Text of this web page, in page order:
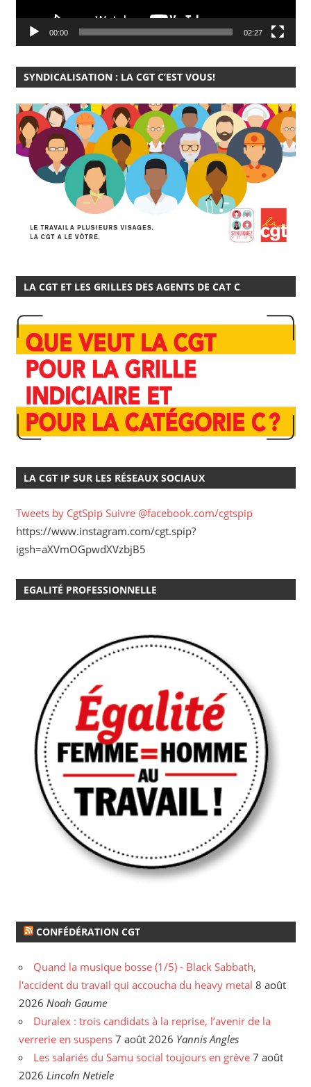
00:00 02:27
SYNDICALISATION : LA CGT C’EST VOUS!
LA CGT ET LES GRILLES DES AGENTS DE CAT C
LA CGT IP SUR LES RÉSEAUX SOCIAUX
Tweets by CgtSpip Suivre @facebook.com/cgtspip
https://www.instagram.com/cgt.spip?
igsh=aXVmOGpwdXVzbjB5
EGALITÉ PROFESSIONNELLE
CONFÉDÉRATION CGT
Quand la musique bosse (1/5) - Black Sabbath,
l'accident du travail qui accoucha du heavy metal 8 août
2026 Noah Gaume
Duralex : trois candidats à la reprise, l’avenir de la
verrerie en suspens 7 août 2026 Yannis Angles
Les salariés du Samu social toujours en grève 7 août
2026 Lincoln Netiele